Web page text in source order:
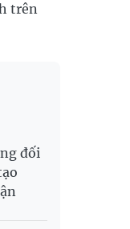
trên
đối